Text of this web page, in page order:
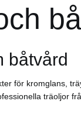
båtvård
för kromglans,
träoljor